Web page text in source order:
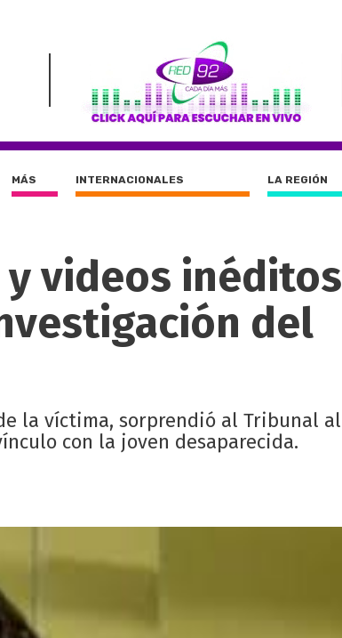
MÁS INTERNACIONALES LA REGIÓN
videos inéditos
del
la víctima, sorprendió al Tribunal al
con la joven desaparecida.